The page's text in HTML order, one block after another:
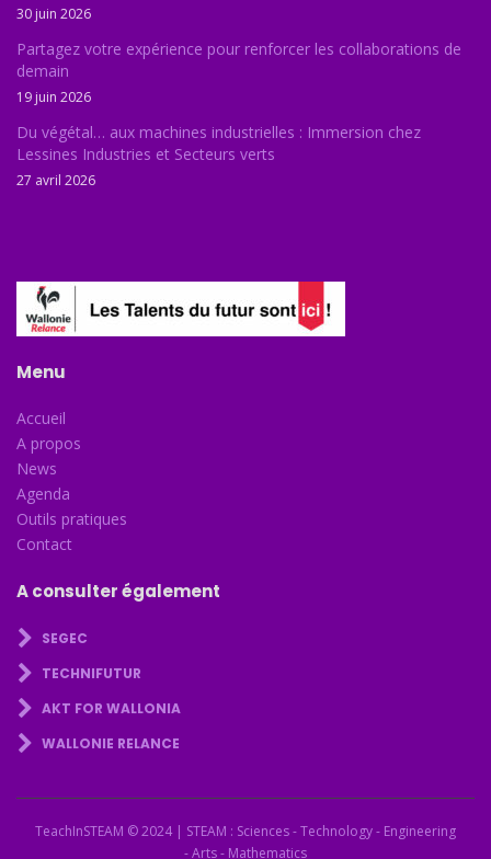
30 juin 2026
Partagez votre expérience pour renforcer les collaborations de
demain
19 juin 2026
Du végétal… aux machines industrielles : Immersion chez
Lessines Industries et Secteurs verts
27 avril 2026
Menu
Accueil
A propos
News
Agenda
Outils pratiques
Contact
A consulter également
SEGEC
TECHNIFUTUR
AKT FOR WALLONIA
WALLONIE RELANCE
TeachInSTEAM © 2024 | STEAM : Sciences - Technology - Engineering
- Arts - Mathematics